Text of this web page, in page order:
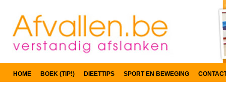
HOME BOEK (TIP!) DIEETTIPS SPORT EN BEWEGING